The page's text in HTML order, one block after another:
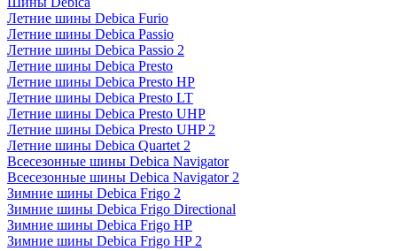
Летние шины Debica Furio
Летние шины Debica Passio
Летние шины Debica Passio 2
Летние шины Debica Presto
Летние шины Debica Presto HP
Летние шины Debica Presto LT
Летние шины Debica Presto UHP
Летние шины Debica Presto UHP 2
Летние шины Debica Quartet 2
Всесезонные шины Debica Navigator
Всесезонные шины Debica Navigator 2
Зимние шины Debica Frigo 2
Зимние шины Debica Frigo Directional
Зимние шины Debica Frigo HP
Зимние шины Debica Frigo HP 2